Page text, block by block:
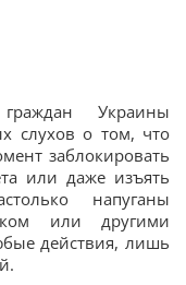
Украины
слухов о том, что
заблокировать
или даже изъять
напуганы
или другими
действия, лишь